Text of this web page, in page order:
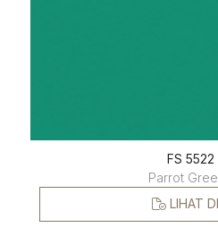
FS 5522
Parrot
LIHAT